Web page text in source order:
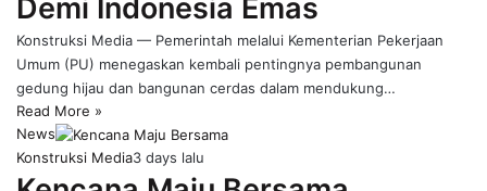
Demi Indonesia Emas
Konstruksi Media — Pemerintah melalui Kementerian Pekerjaan
Umum (PU) menegaskan kembali pentingnya pembangunan
gedung hijau dan bangunan cerdas dalam mendukung…
Read More »
News
Konstruksi Media3 days lalu